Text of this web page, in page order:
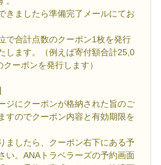
きましたら準備完了メールにてお
で合計点数のクーポン1枚を発行
します。（例えば寄付額合計25,0
ーポンを発行します）
ジにクーポンが格納された旨のご
すのでクーポン内容と有効期限を
ましたら、クーポン右下にある予
い。ANAトラベラーズの予約画面